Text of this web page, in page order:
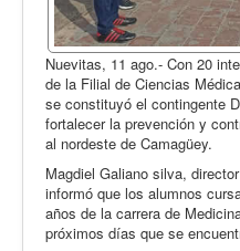
Nuevitas, 11 ago.- Con 20
de la Filial de Ciencias
se constituyó el contingente
fortalecer la prevención y
al nordeste de Camagüey.
Magdiel Galiano silva,
informó que los alumnos
años de la carrera de
próximos días que se